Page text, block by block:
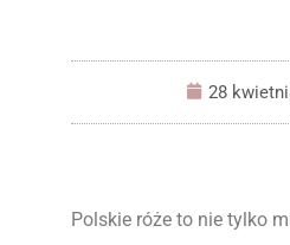
28
Polskie róże to nie tylko